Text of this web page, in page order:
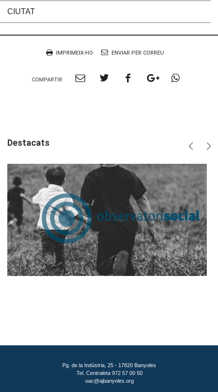
CIUTAT
Document
IMPRIMEIX-HO ENVIAR PER CORREU
COMPARTIR
CompartirCompartirCompartirCompartir
Destacats
Pg. de la Indústria, 25 - 17820 Banyoles
Tel. Centraleta 972 57 00 50
oac@ajbanyoles.org